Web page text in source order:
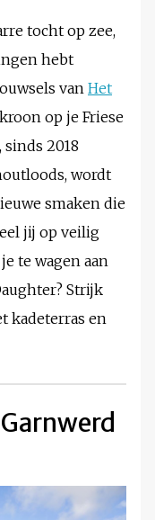
tocht op zee,
hebt
van Het
op je Friese
2018
wordt
smaken die
jij op veilig
te wagen aan
Strijk
kadeterras en